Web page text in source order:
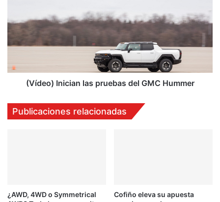
pruebas
GMC
(Vídeo) Inician las pruebas del GMC Hummer
Publicaciones relacionadas
¿AWD, 4WD o Symmetrical
Cofiño eleva su apuesta